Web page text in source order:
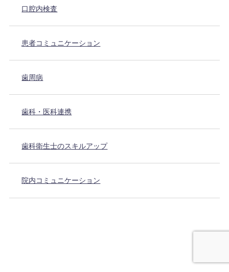
口腔内検査
患者コミュニケーション
歯周病
歯科・医科連携
歯科衛生士のスキルアップ
院内コミュニケーション